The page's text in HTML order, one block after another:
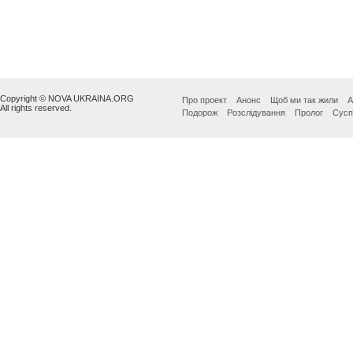
Copyright © NOVA UKRAINA.ORG
All rights reserved.
Про проект Анонс Щоб ми так жили
Подорож
Розслідування Пролог